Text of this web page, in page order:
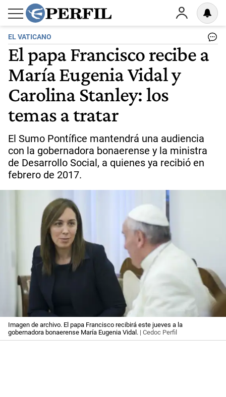
EL VATICANO
El papa Francisco recibe a
María Eugenia Vidal y
Carolina Stanley: los
temas a tratar
El Sumo Pontífice mantendrá una audiencia
con la gobernadora bonaerense y la ministra
de Desarrollo Social, a quienes ya recibió en
febrero de 2017.
Imagen de archivo. El papa Francisco recibirá este jueves a la
gobernadora bonaerense María Eugenia Vidal. | Cedoc Perfil